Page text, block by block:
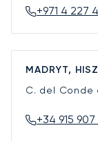
+971 4 227
MADRYT,
C. del Conde
+34 915 907